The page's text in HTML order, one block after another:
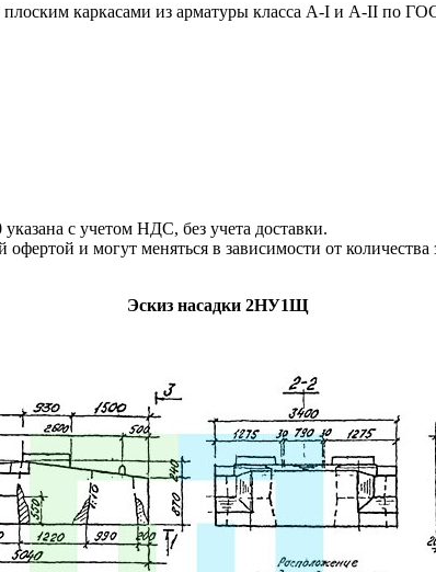
каркасами из арматуры класса A-I и A-II по
с учетом НДС, без учета доставки.
и могут меняться в зависимости от
Эскиз насадки 2НУ1Щ